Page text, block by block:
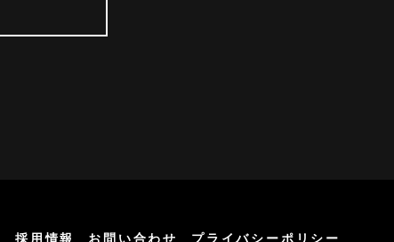
採用情報 お問い合わせ プライバシーポリシー